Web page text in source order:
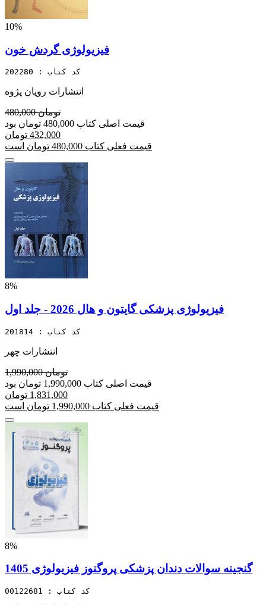
10%
فیزیولوژی گردش خون
کد کتاب : 202280
انتشارات رویان پژوه
480,000 تومان
قیمت اصلی کتاب 480,000 تومان بود
432,000 تومان
قیمت فعلی کتاب 480,000 تومان است
8%
فیزیولوژی پزشکی گایتون و هال 2026 - جلد اول
کد کتاب : 201814
انتشارات چهر
1,990,000 تومان
قیمت اصلی کتاب 1,990,000 تومان بود
1,831,000 تومان
قیمت فعلی کتاب 1,990,000 تومان است
8%
گنجینه سوالات دندان پزشکی پروگنوز فیزیولوژی 1405
کد کتاب : 00122681